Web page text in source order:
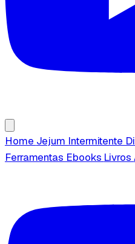
Home Jejum Intermitente
Ferramentas Ebooks Livros